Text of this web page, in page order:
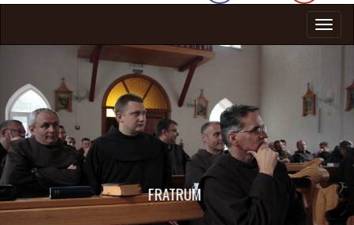
FRATRUM